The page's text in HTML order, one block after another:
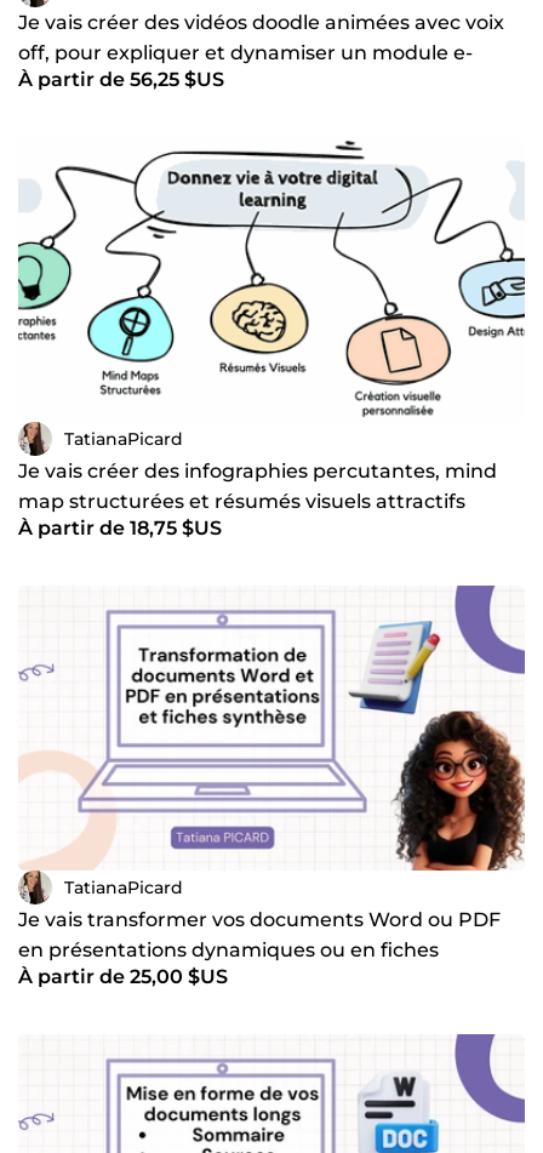
Je vais créer des vidéos doodle animées avec voix
off, pour expliquer et dynamiser un module e-
learning
À partir de 56,25 $US
TatianaPicard
Je vais créer des infographies percutantes, mind
map structurées et résumés visuels attractifs
À partir de 18,75 $US
TatianaPicard
Je vais transformer vos documents Word ou PDF
en présentations dynamiques ou en fiches
synthèse attrayantes
À partir de 25,00 $US